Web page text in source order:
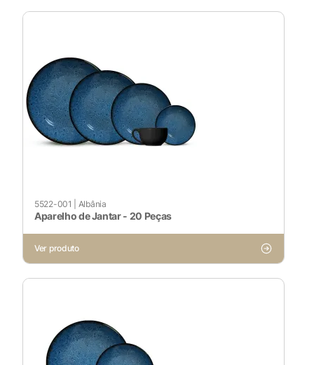
5522-001 Albânia
Aparelho de Jantar - 20 Peças
Ver produto